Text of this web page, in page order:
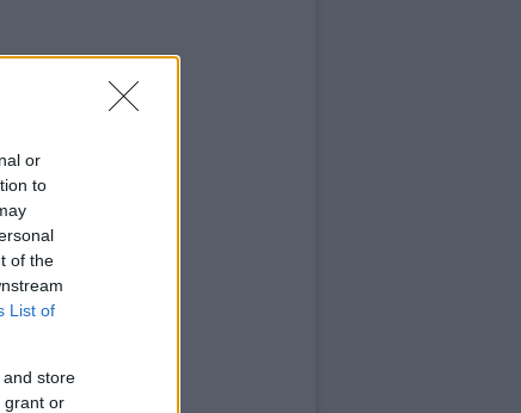
or
to
of the
List of
store
grant or